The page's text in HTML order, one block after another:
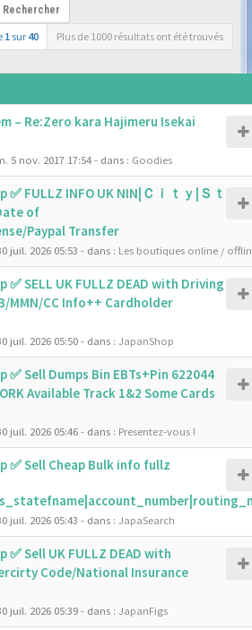
Rechercher
1 sur 40 Plus de 1000 résultats ont été trouvés
– Re:Zero kara Hajimeru Isekai
5 nov. 2017 17:54- dans : Goodies
FULLZ INFO UK NIN|Ｃｉｔｙ|Ｓｔ
of
Paypal Transfer
juil. 2026 05:53 - dans : Les boutiques online /
SELL UK FULLZ DEAD with Driving
MMN/CC Info++ Cardholder
juil. 2026 05:50- dans : JapanShop
Sell Dumps Bin EBTs+Pin 622044
Available Track 1&2 Some Cards
juil. 2026 05:46- dans : Presentez-vous !
✅ Sell Cheap Bulk info fullz
juil. 2026 05:43 - dans : JapaSearch
Sell UK FULLZ DEAD with
Code/National Insurance
juil. 2026 05:39- dans : JapanFigs